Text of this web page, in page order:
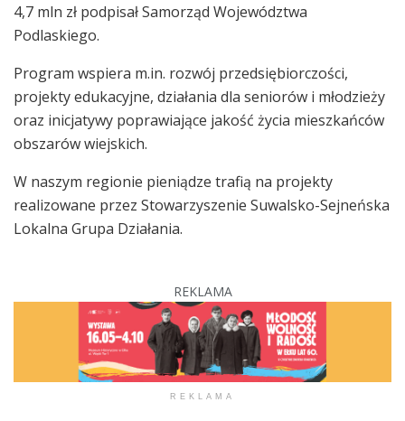
4,7 mln zł podpisał Samorząd Województwa
Podlaskiego.
Program wspiera m.in. rozwój przedsiębiorczości,
projekty edukacyjne, działania dla seniorów i młodzieży
oraz inicjatywy poprawiające jakość życia mieszkańców
obszarów wiejskich.
W naszym regionie pieniądze trafią na projekty
realizowane przez Stowarzyszenie Suwalsko-Sejneńska
Lokalna Grupa Działania.
REKLAMA
REKLAMA